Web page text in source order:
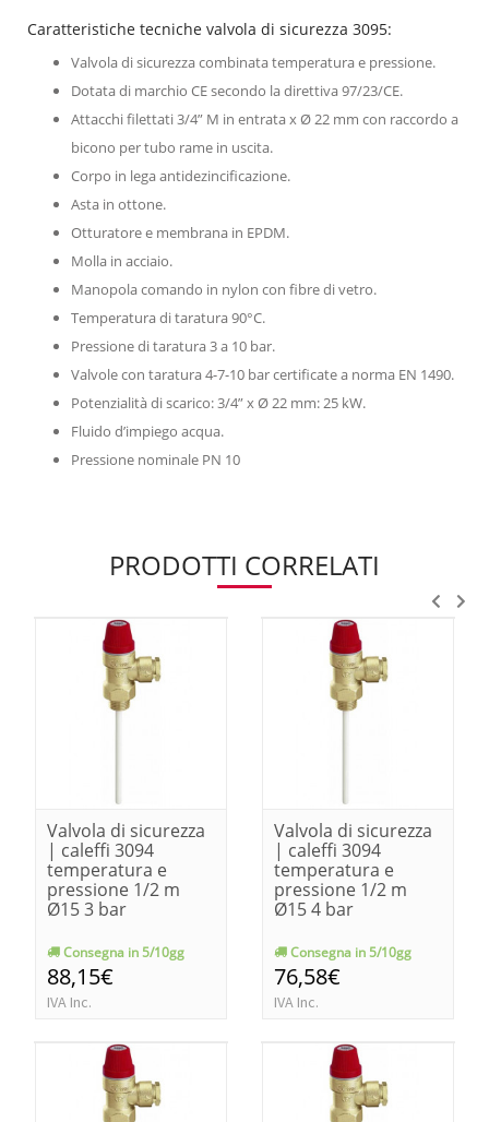
Caratteristiche tecniche valvola di sicurezza 3095:
Valvola di sicurezza combinata temperatura e pressione.
Dotata di marchio CE secondo la direttiva 97/23/CE.
Attacchi filettati 3/4” M in entrata x Ø 22 mm con raccordo a
bicono per tubo rame in uscita.
Corpo in lega antidezincificazione.
Asta in ottone.
Otturatore e membrana in EPDM.
Molla in acciaio.
Manopola comando in nylon con fibre di vetro.
Temperatura di taratura 90°C.
Pressione di taratura 3 a 10 bar.
Valvole con taratura 4-7-10 bar certificate a norma EN 1490.
Potenzialità di scarico: 3/4” x Ø 22 mm: 25 kW.
Fluido d’impiego acqua.
Pressione nominale PN 10
PRODOTTI CORRELATI
Valvola di sicurezza
| caleffi 3094
temperatura e
pressione 1/2 m
Ø15 3 bar
Consegna in 5/10gg
88,15€
IVA Inc.
Valvola di sicurezza
| caleffi 3094
temperatura e
pressione 1/2 m
Ø15 4 bar
Consegna in 5/10gg
76,58€
IVA Inc.